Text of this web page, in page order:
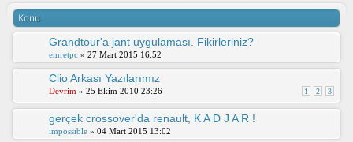
Konu
Grandtour'a jant uygulaması. Fikirleriniz?
emretpc » 27 Mart 2015 16:52
Clio Arkası Yazılarımız
1 2 3
Devrim » 25 Ekim 2010 23:26
gerçek crossover'da renault, K A D J A R !
impossible » 04 Mart 2015 13:02